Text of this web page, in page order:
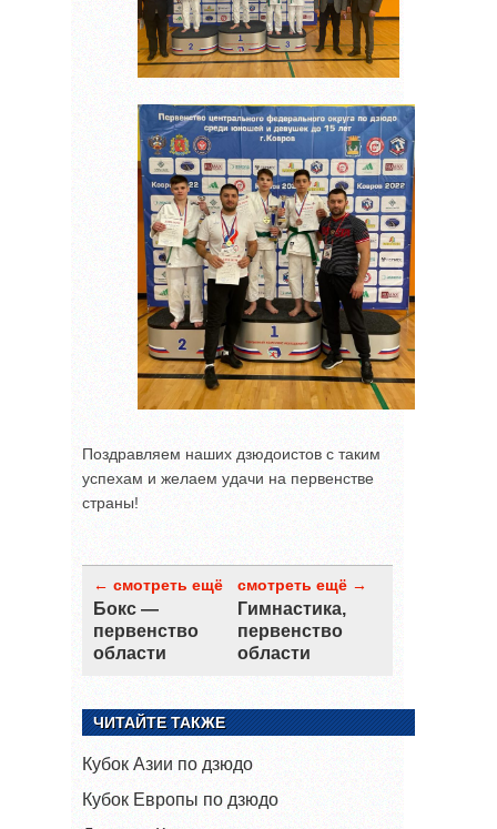
Поздравляем наших дзюдоистов с таким
успехам и желаем удачи на первенстве
страны!
← смотреть ещё
Бокс —
первенство
области
смотреть ещё →
Гимнастика,
первенство
области
ЧИТАЙТЕ ТАКЖЕ
Кубок Азии по дзюдо
Кубок Европы по дзюдо